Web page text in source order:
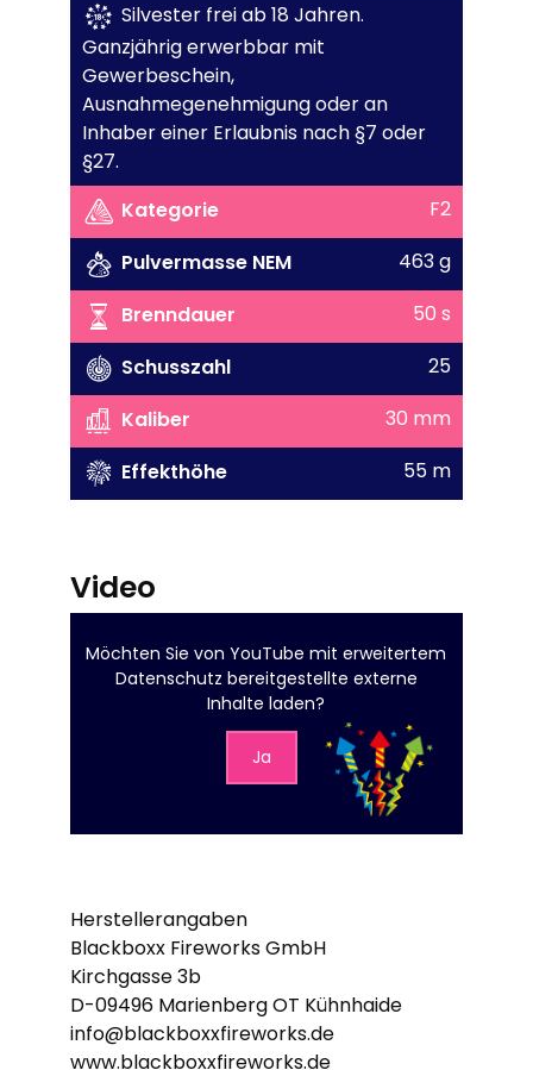
Silvester frei ab 18 Jahren.
Ganzjährig erwerbbar mit
Gewerbeschein,
Ausnahmegenehmigung oder an
Inhaber einer Erlaubnis nach §7 oder
§27.
Kategorie
F2
Pulvermasse NEM
463 g
Brenndauer
50 s
Schusszahl
25
Kaliber
30 mm
Effekthöhe
55 m
Video
Möchten Sie vonYouTube mit erweitertem
Datenschutz bereitgestellte externe
Inhalte laden?
Ja
Herstellerangaben
Blackboxx Fireworks GmbH
Kirchgasse 3b
D-09496 Marienberg OT Kühnhaide
info@blackboxxfireworks.de
www.blackboxxfireworks.de